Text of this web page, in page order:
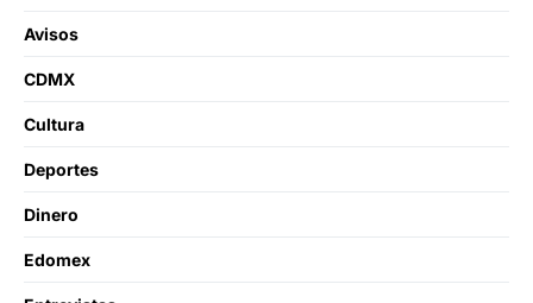
Avisos
CDMX
Cultura
Deportes
Dinero
Edomex